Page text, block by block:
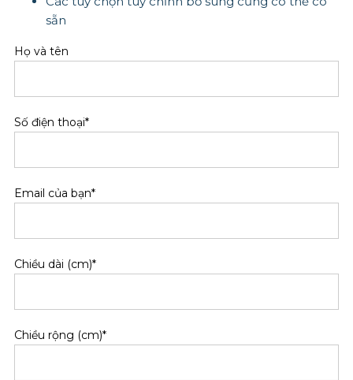
sẵn
Họ và tên
Số điện thoại*
Email của bạn*
Chiều dài (cm)*
Chiều rộng (cm)*